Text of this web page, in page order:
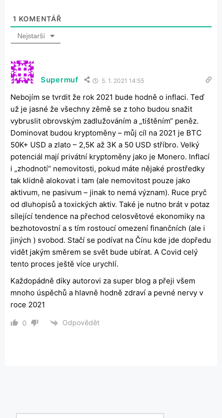
1 KOMENTÁŘ
Nejstarší
Supermuf 5. 1. 2021 14:55
Nebojím se tvrdit že rok 2021 bude hodně o inflaci. Teď
už je jasné že všechny zěmě se z toho budou snažit
vybruslit obrovským zadlužováním a „tištěním“ peněz.
Dominovat budou kryptoměny – můj cíl na 2021 je BTC
50K+ USD a zlato – 2,5K až 3K a 50 USD stříbro. Velký
potenciál mají privátní kryptoměny jako je Monero. Inflací
i „zhodnotí“ nemovitosti, pokud máte nějaké prostředky
tak klidně alokovat i tam (ale nemovitost pouze jako
aktivum, ne pasivum – jinak to nemá význam). Ruce pryč
od dluhopisů a toxických aktiv. Také je nutno brát v potaz
sílející tendence na přechod celosvětové ekonomiky na
bezhotovostní a s tím rostoucí omezení finančních (ale i
jiných ) svobod. Stačí se podívat na Čínu kde jde dopředu
vidět jakým směrem se svět bude ubírat. A Covid celý
tento proces ještě více urychlí.
Každopádně díky autorovi za super blog a přeji všem
mnoho úspěchů a hlavně hodně zdraví a pevné nervy v
roce 2021
0 Odpovědět